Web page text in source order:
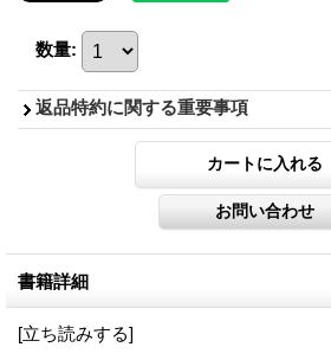
数量:
返品特約に関する重要事項
書籍詳細
[立ち読みする]